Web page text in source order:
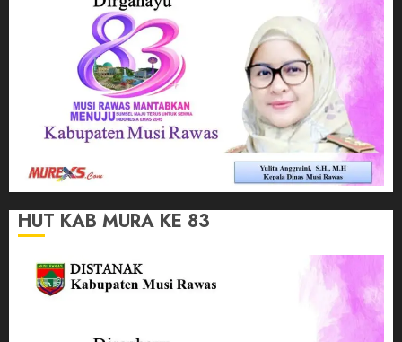
HUT KAB MURA KE 83